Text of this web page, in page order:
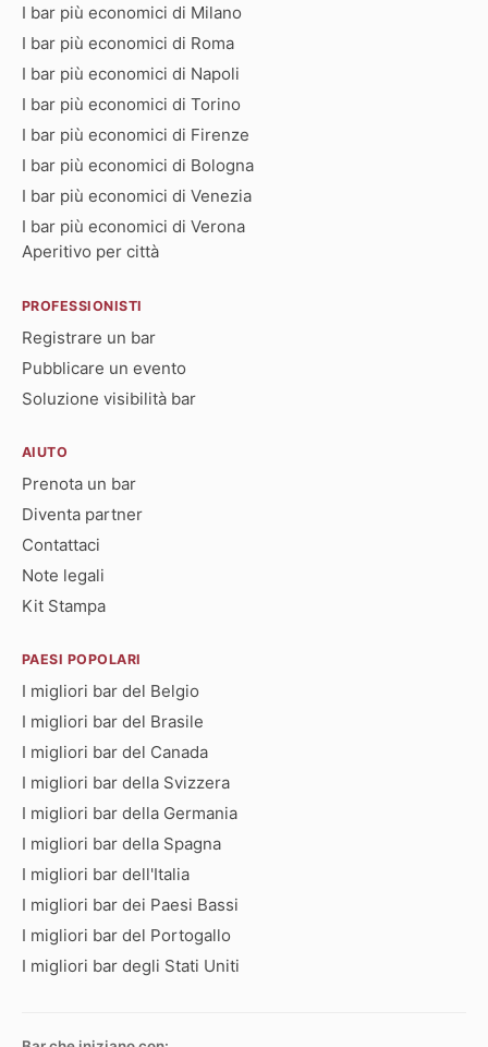
I bar più economici di Milano
I bar più economici di Roma
I bar più economici di Napoli
I bar più economici di Torino
I bar più economici di Firenze
I bar più economici di Bologna
I bar più economici di Venezia
I bar più economici di Verona
Aperitivo per città
PROFESSIONISTI
Registrare un bar
Pubblicare un evento
Soluzione visibilità bar
AIUTO
Prenota un bar
Diventa partner
Contattaci
Note legali
Kit Stampa
PAESI POPOLARI
I migliori bar del Belgio
I migliori bar del Brasile
I migliori bar del Canada
I migliori bar della Svizzera
I migliori bar della Germania
I migliori bar della Spagna
I migliori bar dell'Italia
I migliori bar dei Paesi Bassi
I migliori bar del Portogallo
I migliori bar degli Stati Uniti